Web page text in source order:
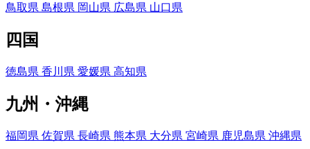
鳥取県 島根県 岡山県 広島県 山口県
四国
徳島県 香川県 愛媛県 高知県
九州・沖縄
福岡県 佐賀県 長崎県 熊本県 大分県 宮崎県 鹿児島県 沖縄県